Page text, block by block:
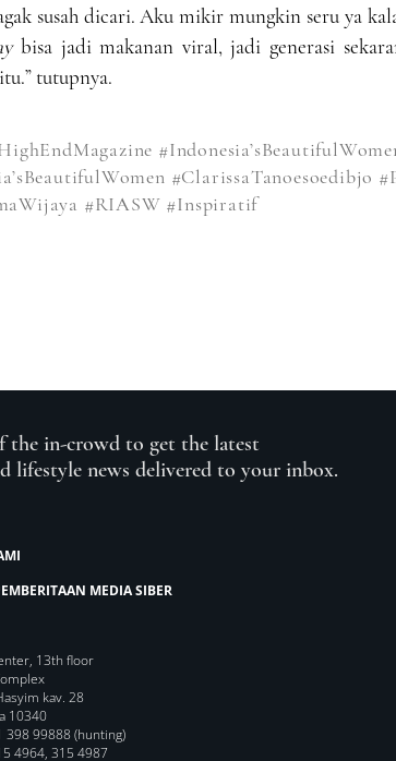
susah dicari. Aku mikir mungkin seru ya
bisa jadi makanan viral, jadi generasi
tutupnya.
#ClarissaTanoesoedibjo
#RIASW #Inspiratif
the in-crowd to get the latest
lifestyle news delivered to your inbox.
MEDIA SIBER
13th floor
kav. 28
10340
398 99888 (hunting)
4964, 315 4987